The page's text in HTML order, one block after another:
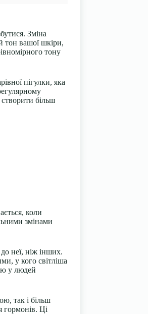
Зміна
тон вашої шкіри,
тону
пігулки, яка
більш
коли
змінами
неї, ніж інших.
у кого світліша
у людей
так і більш
гормонів. Ці